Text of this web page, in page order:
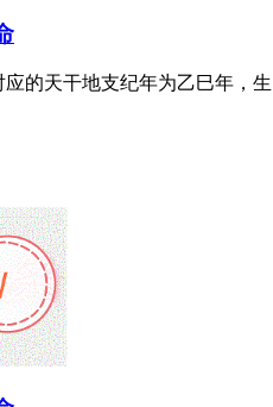
天干地支纪年为乙巳年，生